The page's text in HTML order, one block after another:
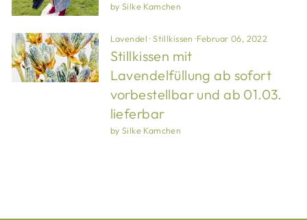
by Silke Kamchen
Lavendel ·Stillkissen ·Februar 06, 2022
Stillkissen mit
Lavendelfüllung ab sofort
vorbestellbar und ab 01.03.
lieferbar
by Silke Kamchen